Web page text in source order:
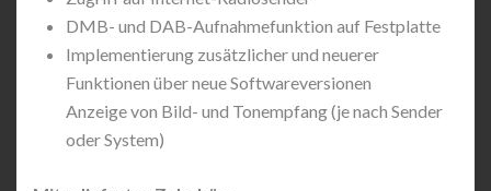
DMB- und DAB-Aufnahmefunktion auf Festplatte
Implementierung zusätzlicher und neuerer
Funktionen über neue Softwareversionen
Anzeige von Bild- und Tonempfang (je nach Sender
oder System)